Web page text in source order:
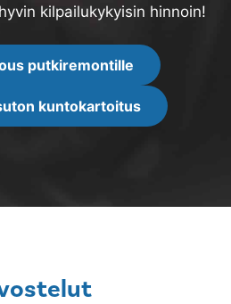
kilpailukykyisin hinnoin!
putkiremontille
kuntokartoitus